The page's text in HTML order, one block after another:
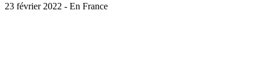
23 février 2022 - En France